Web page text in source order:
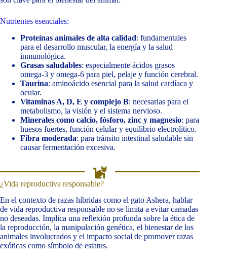
Nutrientes esenciales:
Proteínas animales de alta calidad: fundamentales
para el desarrollo muscular, la energía y la salud
inmunológica.
Grasas saludables: especialmente ácidos grasos
omega-3 y omega-6 para piel, pelaje y función cerebral.
Taurina: aminoácido esencial para la salud cardíaca y
ocular.
Vitaminas A, D, E y complejo B: necesarias para el
metabolismo, la visión y el sistema nervioso.
Minerales como calcio, fósforo, zinc y magnesio: para
huesos fuertes, función celular y equilibrio electrolítico.
Fibra moderada: para tránsito intestinal saludable sin
causar fermentación excesiva.
¿Vida reproductiva responsable?
En el contexto de razas híbridas como el gato Ashera, hablar
de vida reproductiva responsable no se limita a evitar camadas
no deseadas. Implica una reflexión profunda sobre la ética de
la reproducción, la manipulación genética, el bienestar de los
animales involucrados y el impacto social de promover razas
exóticas como símbolo de estatus.